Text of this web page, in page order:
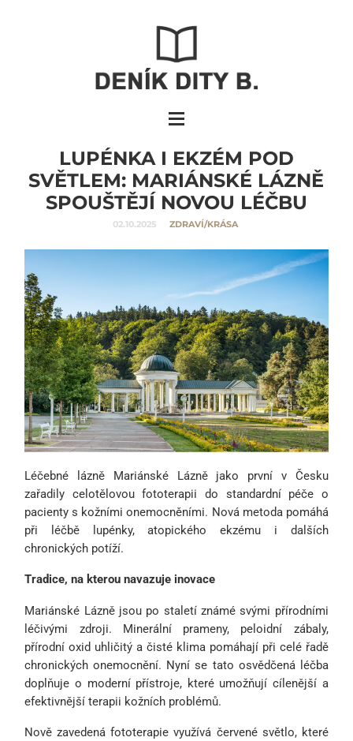
LUPÉNKA I EKZÉM POD
SVĚTLEM: MARIÁNSKÉ LÁZNĚ
SPOUŠTĚJÍ NOVOU LÉČBU
02.10.2025 ZDRAVÍ/KRÁSA
Léčebné lázně Mariánské Lázně jako první v Česku
zařadily celotělovou fototerapii do standardní péče o
pacienty s kožními onemocněními. Nová metoda pomáhá
při léčbě lupénky, atopického ekzému i dalších
chronických potíží.
Tradice, na kterou navazuje inovace
Mariánské Lázně jsou po staletí známé svými přírodními
léčivými zdroji. Minerální prameny, peloidní zábaly,
přírodní oxid uhličitý a čisté klima pomáhají při celé řadě
chronických onemocnění. Nyní se tato osvědčená léčba
doplňuje o moderní přístroje, které umožňují cílenější a
efektivnější terapii kožních problémů.
Nově zavedená fototerapie využívá červené světlo, které